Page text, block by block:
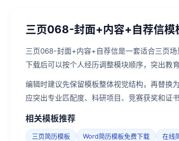
三页068-封面+内容+自荐信模
三页068-封面+内容+自荐信是一套适合三页场
下载后可以按个人经历调整模块顺序，突出教
编辑时建议先保留模板整体视觉结构，再替换
应突出专业匹配度、科研项目、竞赛获奖和证书
相关模板推荐
三页简历模板 Word简历模板免费下载 在线